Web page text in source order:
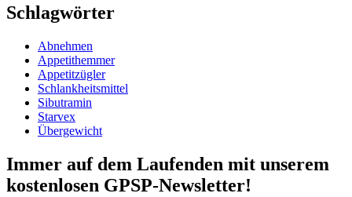
Schlagwörter
Abnehmen
Appetithemmer
Appetitzügler
Schlankheitsmittel
Sibutramin
Starvex
Übergewicht
Immer auf dem Laufenden mit unserem
kostenlosen GPSP-Newsletter!